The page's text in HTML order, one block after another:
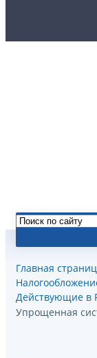
Главная
Действующие в
Упрощенная